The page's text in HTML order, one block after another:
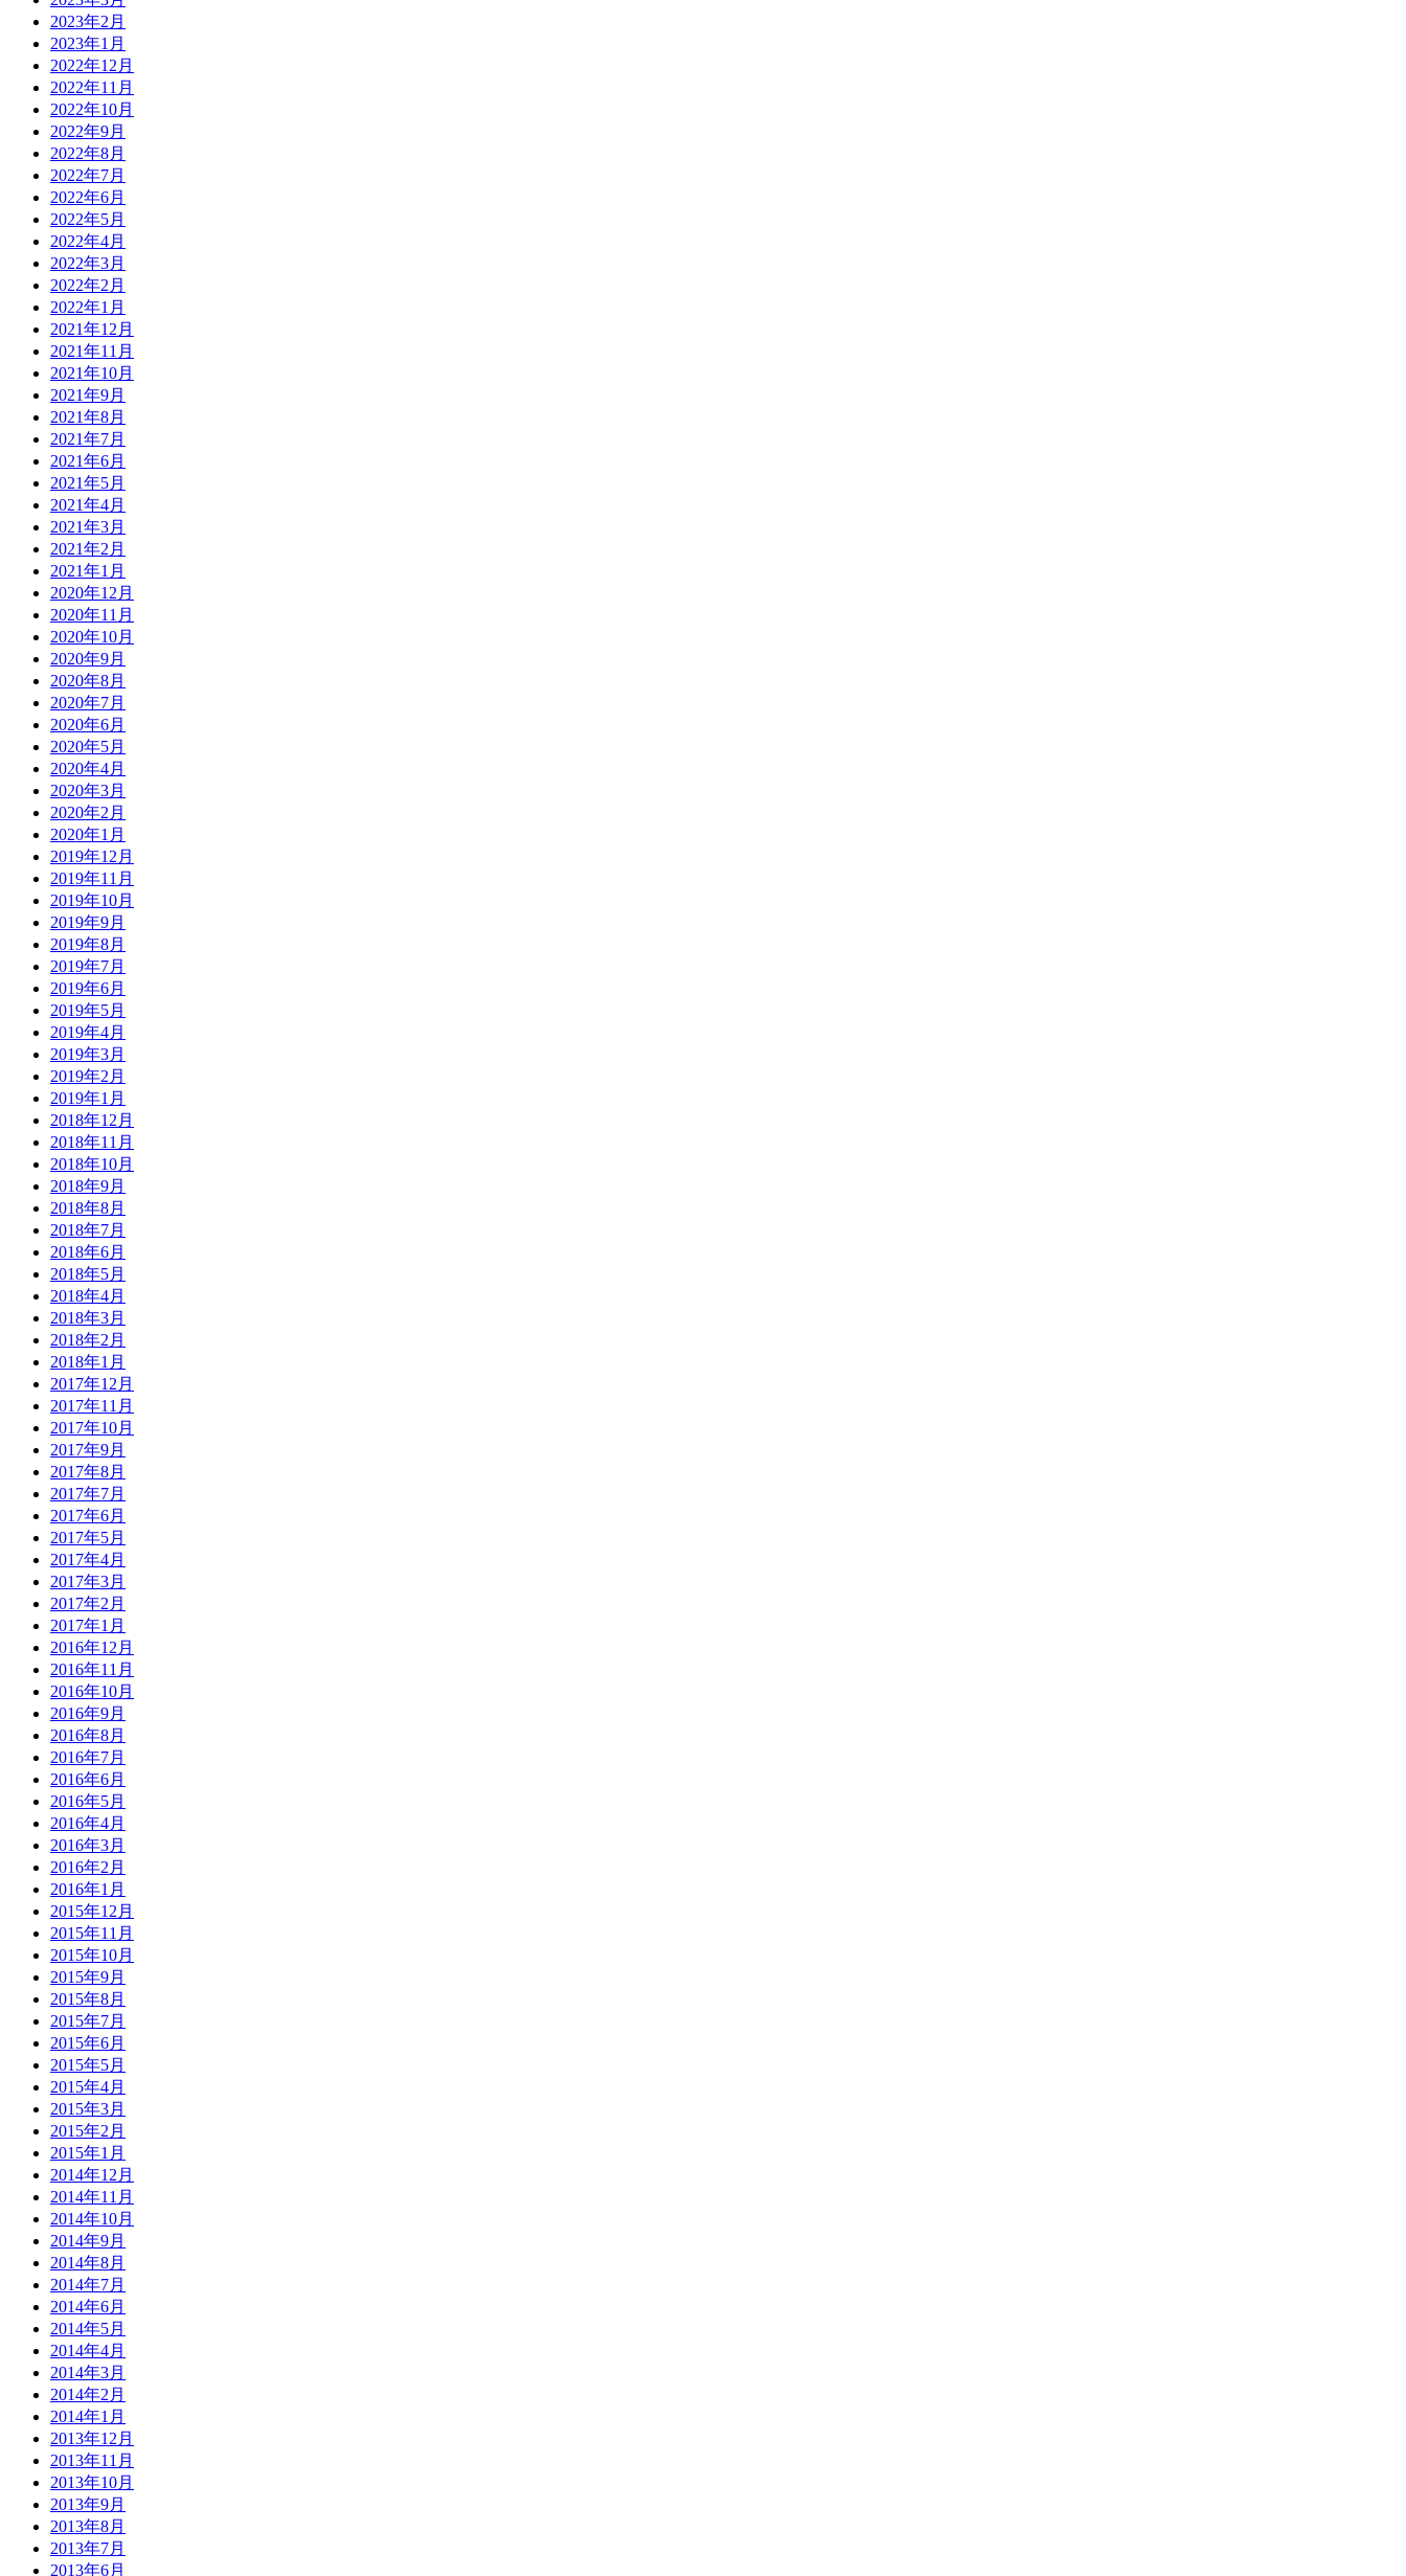
2023年2月
2023年1月
2022年12月
2022年11月
2022年10月
2022年9月
2022年8月
2022年7月
2022年6月
2022年5月
2022年4月
2022年3月
2022年2月
2022年1月
2021年12月
2021年11月
2021年10月
2021年9月
2021年8月
2021年7月
2021年6月
2021年5月
2021年4月
2021年3月
2021年2月
2021年1月
2020年12月
2020年11月
2020年10月
2020年9月
2020年8月
2020年7月
2020年6月
2020年5月
2020年4月
2020年3月
2020年2月
2020年1月
2019年12月
2019年11月
2019年10月
2019年9月
2019年8月
2019年7月
2019年6月
2019年5月
2019年4月
2019年3月
2019年2月
2019年1月
2018年12月
2018年11月
2018年10月
2018年9月
2018年8月
2018年7月
2018年6月
2018年5月
2018年4月
2018年3月
2018年2月
2018年1月
2017年12月
2017年11月
2017年10月
2017年9月
2017年8月
2017年7月
2017年6月
2017年5月
2017年4月
2017年3月
2017年2月
2017年1月
2016年12月
2016年11月
2016年10月
2016年9月
2016年8月
2016年7月
2016年6月
2016年5月
2016年4月
2016年3月
2016年2月
2016年1月
2015年12月
2015年11月
2015年10月
2015年9月
2015年8月
2015年7月
2015年6月
2015年5月
2015年4月
2015年3月
2015年2月
2015年1月
2014年12月
2014年11月
2014年10月
2014年9月
2014年8月
2014年7月
2014年6月
2014年5月
2014年4月
2014年3月
2014年2月
2014年1月
2013年12月
2013年11月
2013年10月
2013年9月
2013年8月
2013年7月
2013年6月